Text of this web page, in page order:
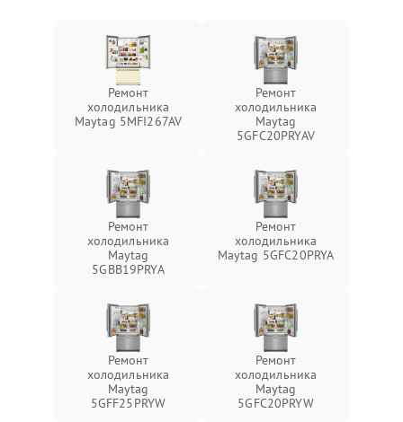
Ремонт
холодильника
Maytag 5MFI267AV
Ремонт
холодильника
Maytag
5GFC20PRYAV
Ремонт
холодильника
Maytag
5GBB19PRYA
Ремонт
холодильника
Maytag 5GFC20PRYA
Ремонт
холодильника
Maytag
5GFF25PRYW
Ремонт
холодильника
Maytag
5GFC20PRYW